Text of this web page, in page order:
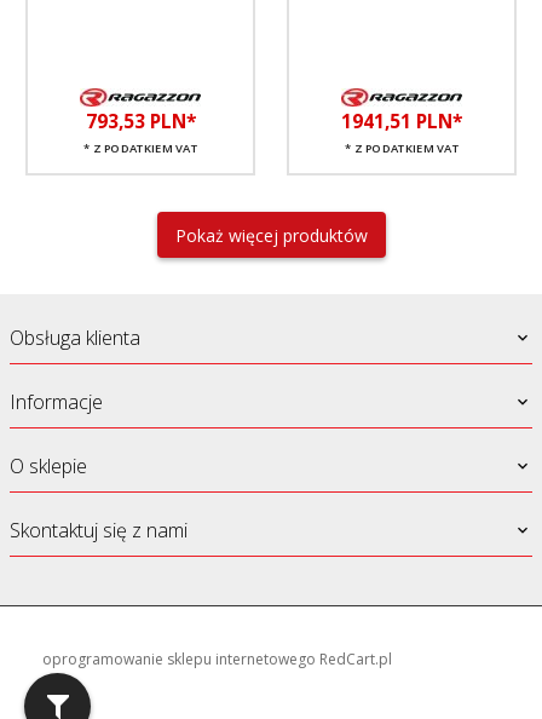
793,53 PLN*
* Z PODATKIEM VAT
1941,51 PLN*
* Z PODATKIEM VAT
Pokaż więcej produktów
Obsługa klienta
Informacje
O sklepie
Skontaktuj się z nami
oprogramowanie sklepu internetowego RedCart.pl